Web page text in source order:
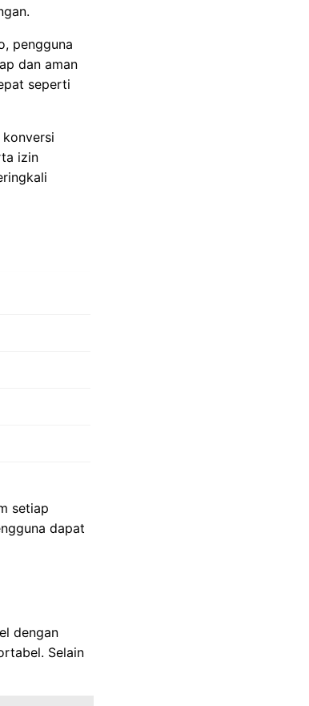
pengguna
dan aman
seperti
izin
setiap
dapat
dengan
Selain